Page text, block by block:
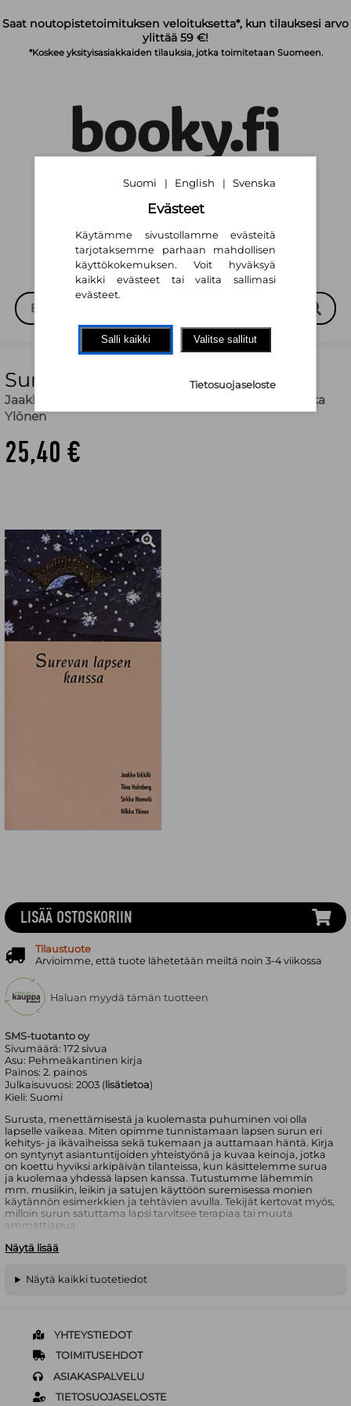
Saat noutopistetoimituksen veloituksetta*, kun tilauksesi arvo
ylittää 59 €!
*Koskee yksityisasiakkaiden tilauksia, jotka toimitetaan Suomeen.
Suomi | English | Svenska
Surevan lapsen kanssa
Jaakko Erkkilä
Hilkka
Ylönen
25,40 €
SMS-tuotanto oy
Sivumäärä:172 sivua
Asu: Pehmeäkantinen kirja
Painos:2. painos
Julkaisuvuosi:2003 ( lisätietoa)
Kieli:Suomi
Surusta, menettämisestä ja kuolemasta puhuminen voi olla
lapselle vaikeaa. Miten opimme tunnistamaan lapsen surun eri
kehitys- ja ikävaiheissa sekä tukemaan ja auttamaan häntä. Kirja
on syntynyt asiantuntijoiden yhteistyönä ja kuvaa keinoja, jotka
on koettu hyviksi arkipäivän tilanteissa, kun käsittelemme surua
ja kuolemaa yhdessä lapsen kanssa. Tutustumme lähemmin
mm. musiikin, leikin ja satujen käyttöön suremisessa monien
käytännön esimerkkien ja tehtävien avulla. Tekijät kertovat myös,
milloin surun satuttama lapsi tarvitsee terapiaa tai muuta
ammattiapua.
Kirja soveltuu lapsen vanhemmille ja läheisille sekä henkilöille,
tietoa myös opiskeluun ja koulutukseen. Kirjoittajat:
musiikkiterapian professori Jaakko Erkkilä, kehityspsykologi Tiina
"Menetys on myös haaste, joka siihen liittyvän surun
läpikäymisellä voi muuttua ymmärrykseksi ja voimavaraksi. Tämä
Toivon sen tuottavan ymmärrystä, oivalluksia ja helpotusta niiden
aikuisten elämään, jotka vanhempina, omaisina, ystävinä tai
ammattinsa vuoksi ovat mukana lapsen surun käsittelyssä."
Näytä lisää
LISÄÄ OSTOSKORIIN
Tilaustuote
Arvioimme, että tuote lähetetään meiltä noin 3-4 viikossa
Haluan myydä tämän tuotteen
Näytä kaikki tuotetiedot
YHTEYSTIEDOT
TOIMITUSEHDOT
ASIAKASPALVELU
TIETOSUOJASELOSTE
Suomi | English | Svenska
Evästeet
Käytämme sivustollamme evästeitä
tarjotaksemme parhaan mahdollisen
käyttökokemuksen. Voit hyväksyä
kaikki evästeet tai valita sallimasi
evästeet.
Salli kaikki Valitse sallitut
Tietosuojaseloste